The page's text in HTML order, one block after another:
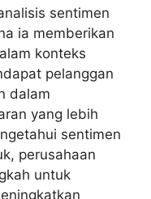
sentimen
ia memberikan
konteks
pelanggan
dalam
yang lebih
sentimen
perusahaan
untuk